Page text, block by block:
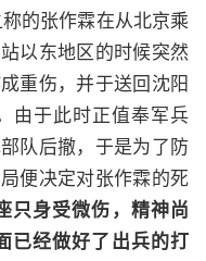
的张作霖在从北京乘
以东地区的时候突然
重伤，并于送回沈阳
由于此时正值奉军兵
队后撤，于是为了防
便决定对张作霖的死
只身受微伤，精神尚
已经做好了出兵的打